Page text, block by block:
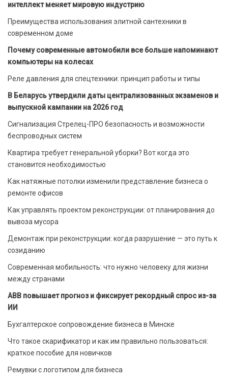
интеллект меняет мировую индустрию
Преимущества использования элитной сантехники в
современном доме
Почему современные автомобили все больше напоминают
компьютеры на колесах
Реле давления для спецтехники: принцип работы и типы
В Беларусь утвердили даты централизованных экзаменов и
выпускной кампании на 2026 год
Сигнализация Стрелец-ПРО безопасность и возможности
беспроводных систем
Квартира требует генеральной уборки? Вот когда это
становится необходимостью
Как натяжные потолки изменили представление бизнеса о
ремонте офисов
Как управлять проектом реконструкции: от планирования до
вывоза мусора
Демонтаж при реконструкции: когда разрушение — это путь к
созиданию
Современная мобильность: что нужно человеку для жизни
между странами
ABB повышает прогноз и фиксирует рекордный спрос из-за
ИИ
Бухгалтерское сопровождение бизнеса в Минске
Что такое скарификатор и как им правильно пользоваться:
краткое пособие для новичков
Ремувки с логотипом для бизнеса